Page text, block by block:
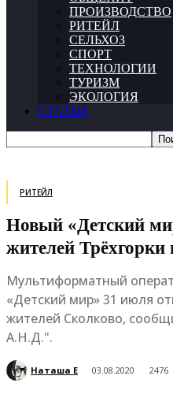
ПРОИЗВОДСТВО
РИТЕЙЛ
СЕЛЬХОЗ
СПОРТ
ТЕХНОЛОГИИ
ТУРИЗМ
ЭКОЛОГИЯ
СТАТЬИ
РИТЕЙЛ
Новый «Детский
жителей Трёхгорки
Мультиформатный
«Детский мир» 31 июля
жителей Сколково,
А.Н.Д.".
Наташа Е 03.08.2020 2476